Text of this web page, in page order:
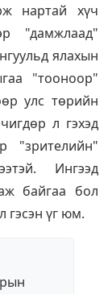
нартай хүч
"дамжлаад"
ялахын
"тооноор"
улс төрийн
л гэхэд
"зрителийн"
Ингээд
байгаа бол
гэсэн үг юм.